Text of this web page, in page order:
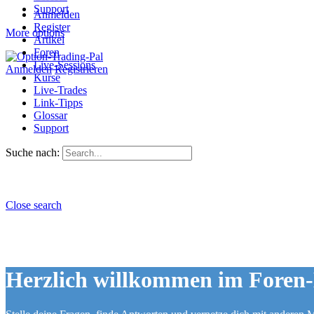
Support
More options
Anmelden Registrieren
Anmelden
Register
Artikel
Foren
Live-Sessions
Kurse
Live-Trades
Link-Tipps
Glossar
Support
Suche nach:
Close search
Herzlich willkommen im